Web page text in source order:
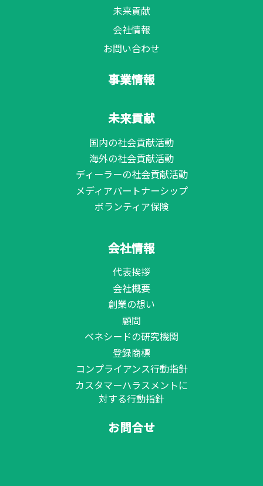
未来貢献
会社情報
お問い合わせ
事業情報
未来貢献
国内の社会貢献活動
海外の社会貢献活動
ディーラーの社会貢献活動
メディアパートナーシップ
ボランティア保険
会社情報
代表挨拶
会社概要
創業の想い
顧問
ベネシードの研究機関
登録商標
コンプライアンス行動指針
カスタマーハラスメントに
対する行動指針
お問合せ